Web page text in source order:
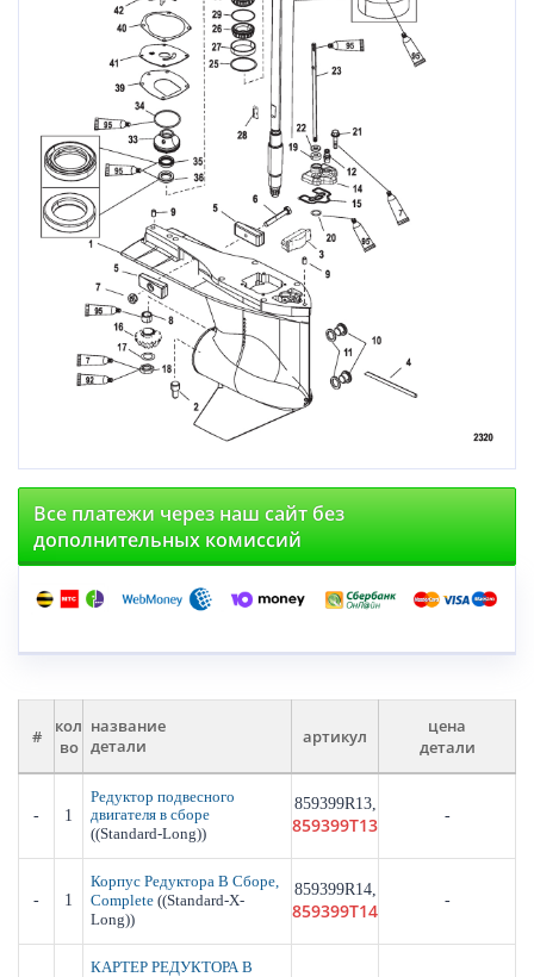
Все платежи через наш сайт без
дополнительных комиссий
#
кол
во
название
детали
артикул
цена
детали
- 1
Редуктор подвесного
двигателя в сборе
((Standard-Long))
859399R13,
859399T13 -
- 1
Корпус Редуктора В Сборе,
Complete ((Standard-X-
Long))
859399R14,
859399T14 -
КАРТЕР РЕДУКТОРА В